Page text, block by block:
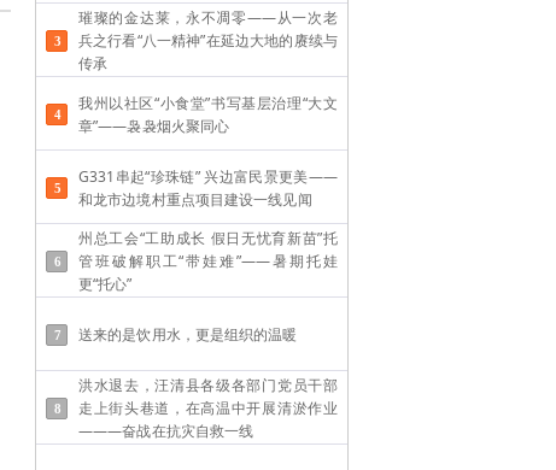
璀璨的金达莱，永不凋零——从一次老
兵之行看“八一精神”在延边大地的赓续与
传承
我州以社区“小食堂”书写基层治理“大文
章”——袅袅烟火聚同心
G331串起“珍珠链” 兴边富民景更美——
和龙市边境村重点项目建设一线见闻
州总工会“工助成长 假日无忧育新苗”托
管班破解职工“带娃难”——​暑期托娃
更“托心”
送来的是饮用水，更是组织的温暖
洪水退去，汪清县各级各部门党员干部
走上街头巷道，在高温中开展清淤作业
———奋战在抗灾自救一线